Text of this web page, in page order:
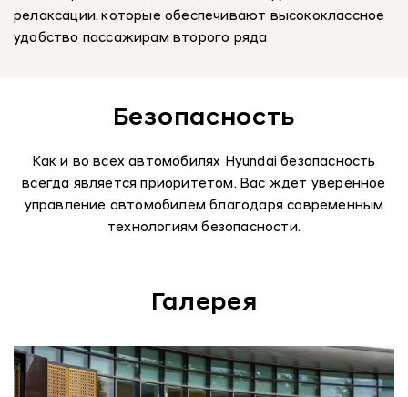
релаксации, которые обеспечивают высококлассное
удобство пассажирам второго ряда
Безопасность
Как и во всех автомобилях Hyundai безопасность
всегда является приоритетом. Вас ждет уверенное
управление автомобилем благодаря современным
технологиям безопасности.
Галерея